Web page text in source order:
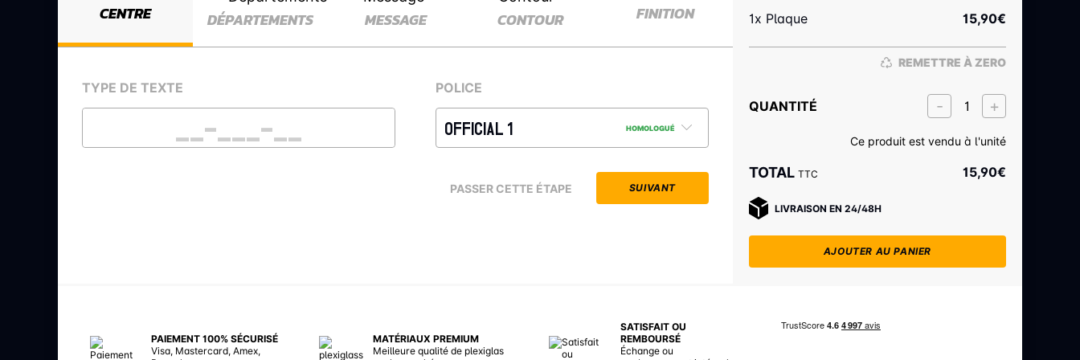
CENTRE DÉPARTEMENTS MESSAGE CONTOUR FINITION
TYPE DE TEXTE POLICE
OFFICIAL 1 HOMOLOGUÉ
PASSER CETTE ÉTAPE SUIVANT
1x Plaque 15,90€
REMETTRE À ZERO
QUANTITÉ
Ce produit est vendu à l'unité
TOTAL TTC 15,90€
LIVRAISON EN 24/48H
AJOUTER AU PANIER
PAIEMENT 100% SÉCURISÉ
Visa, Mastercard, Amex,
MATÉRIAUX PREMIUM
Meilleure qualité de plexiglas
SATISFAIT OU
REMBOURSÉ
Échange ou